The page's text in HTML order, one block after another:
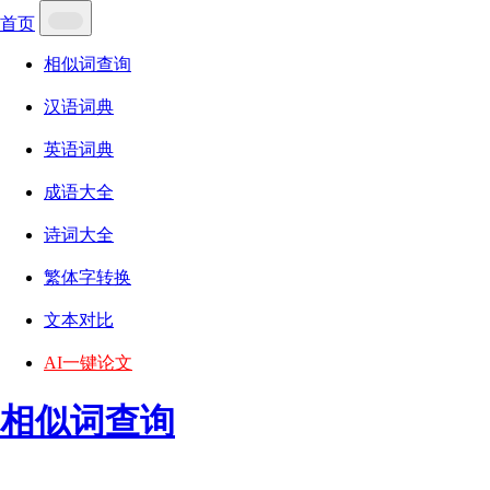
首页
相似词查询
汉语词典
英语词典
成语大全
诗词大全
繁体字转换
文本对比
AI一键论文
相似词查询